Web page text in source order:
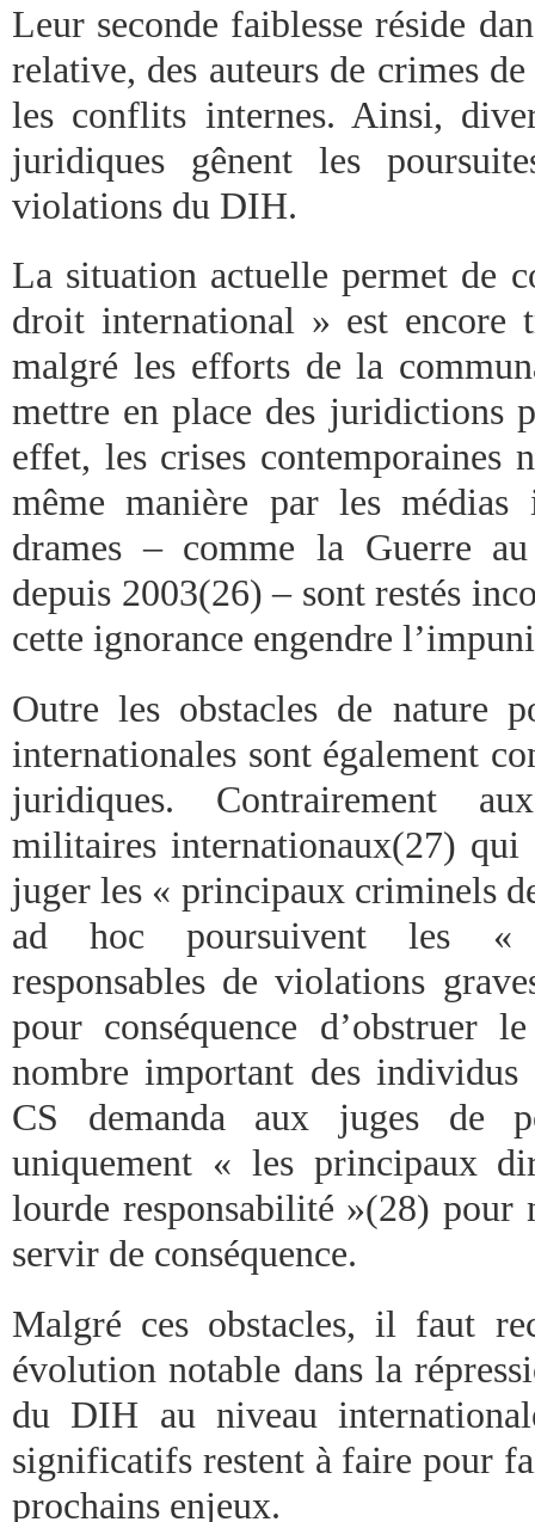
Leur seconde faiblesse réside
relative, des auteurs de crimes
les conflits internes. Ainsi,
juridiques gênent les
violations du DIH.
La situation actuelle permet de
droit international » est encore
malgré les efforts de la
mettre en place des juridictions
effet, les crises contemporaines
même manière par les médias
drames – comme la Guerre
depuis 2003(26) – sont restés
cette ignorance engendre
Outre les obstacles de nature
internationales sont également
juridiques. Contrairement
militaires internationaux(27) qui
juger les « principaux criminels
ad hoc poursuivent les «
responsables de violations
pour conséquence d’obstruer
nombre important des individus
CS demanda aux juges de
uniquement « les principaux
lourde responsabilité »(28) pour
servir de conséquence.
Malgré ces obstacles, il faut
évolution notable dans la
du DIH au niveau
significatifs restent à faire pour
prochains enjeux.